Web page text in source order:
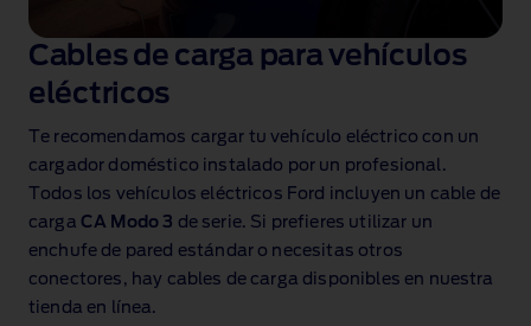
Cables de carga para vehículos
eléctricos
Te recomendamos cargar tu vehículo eléctrico con un
cargador doméstico instalado por un profesional.
Todos los vehículos eléctricos Ford incluyen un cable de
carga CA Modo 3 de serie. Si prefieres utilizar un
enchufe de pared estándar o necesitas otros
conectores, hay cables de carga disponibles en nuestra
tienda en línea.